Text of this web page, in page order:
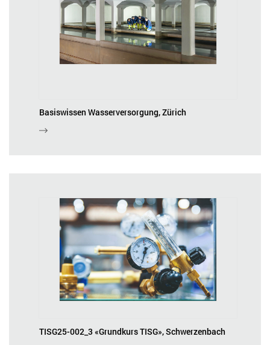
Basiswissen Wasserversorgung, Zürich
TISG25-002_3 «Grundkurs TISG», Schwerzenbach